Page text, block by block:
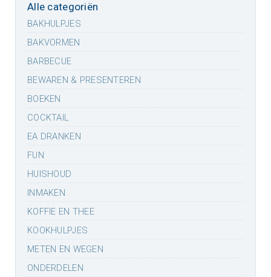
Alle categoriën
BAKHULPJES
BAKVORMEN
BARBECUE
BEWAREN & PRESENTEREN
BOEKEN
COCKTAIL
EA DRANKEN
FUN
HUISHOUD
INMAKEN
KOFFIE EN THEE
KOOKHULPJES
METEN EN WEGEN
ONDERDELEN